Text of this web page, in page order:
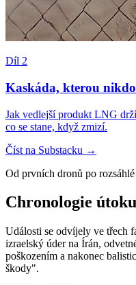
Díl 2
Kaskáda, kterou nikdo
Jak vedlejší produkt LNG
co se stane, když zmizí.
Číst na Substacku →
Od prvních dronů po
Chronologie útoku
Události se odvíjely ve třech
izraelský úder na Írán,
poškozením a nakonec
škody".